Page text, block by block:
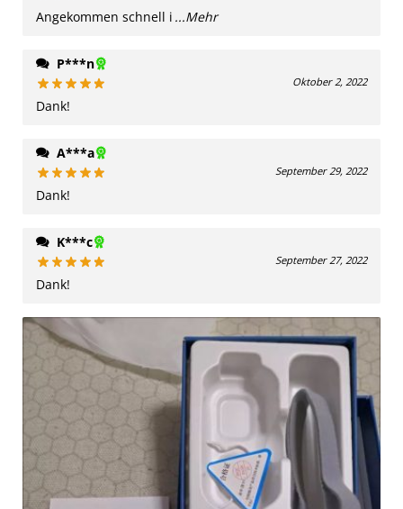
Angekommen schnell i ...Mehr
P***n
Oktober 2, 2022
Dank!
A***a
September 29, 2022
Dank!
K***c
September 27, 2022
Dank!